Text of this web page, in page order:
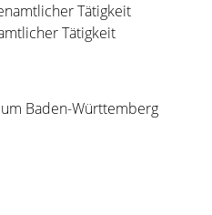
Tätigkeit
Tätigkeit
Baden-Württemberg